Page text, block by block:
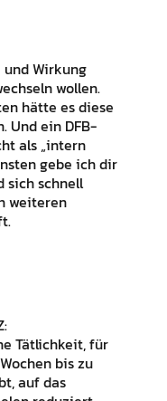
und Wirkung
wollen.
hätte es diese
Und ein DFB-
als „intern
gebe ich dir
sich schnell
weiteren
Tätlichkeit, für
bis zu
auf das